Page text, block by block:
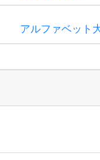
アルファベット